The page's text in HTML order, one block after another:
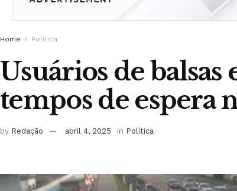
Home Política
Usuários de
tempos de espera
by Redação abril 4, 2025 in Política